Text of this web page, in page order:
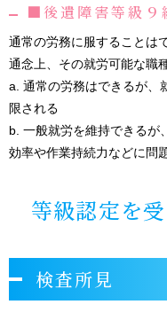
■後遺障害等級９
通常の労務に服することは
通念上、その就労可能な職
a. 通常の労務はできるが、
限される
b. 一般就労を維持できるが
効率や作業持続力などに問
等級認定を
検査所見